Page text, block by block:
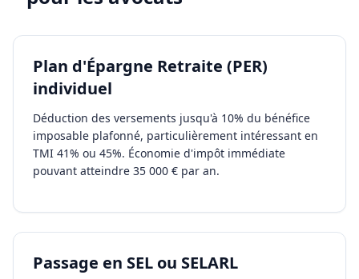
Plan d'Épargne Retraite (PER)
individuel
Déduction des versements jusqu'à 10% du bénéfice
imposable plafonné, particulièrement intéressant en
TMI 41% ou 45%. Économie d'impôt immédiate
pouvant atteindre 35 000 € par an.
Passage en SEL ou SELARL